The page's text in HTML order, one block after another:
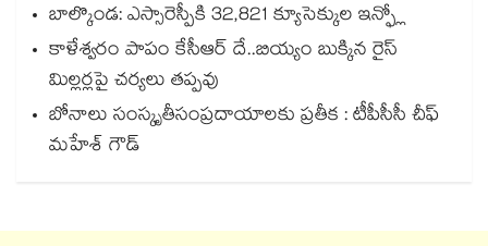
బాల్కొండ: ఎస్సారెస్పీకి 32,821 క్యూసెక్కుల ఇన్ఫ్లో
కాళేశ్వరం పాపం కేసీఆర్ దే..బియ్యం బుక్కిన రైస్
మిల్లర్లపై చర్యలు తప్పవు
బోనాలు సంస్కృతీసంప్రదాయాలకు ప్రతీక : టీపీసీసీ చీఫ్‌‌‌‌‌‌‌‌‌‌‌‌‌‌‌‌
మహేశ్‌‌‌‌‌‌‌‌ గౌడ్‌‌‌‌‌‌‌‌‌‌‌‌‌‌‌‌